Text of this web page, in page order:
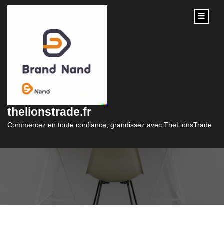
content
thelionstrade.fr
Commercez en toute confiance, grandissez avec TheLionsTrade
Guide pratique pour
faire un site e-
commerce réussi